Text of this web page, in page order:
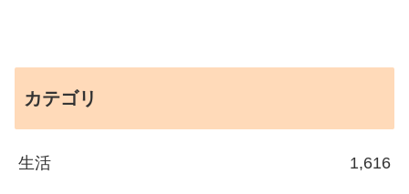
カテゴリ
生活 1,616